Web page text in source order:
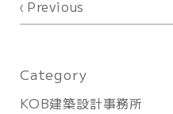
Previous
Category
KOB建築設計事務所